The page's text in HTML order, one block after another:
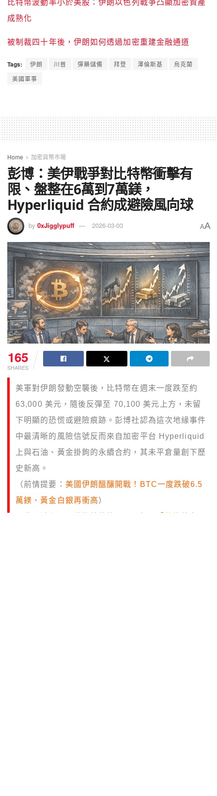
比特幣波動率小於美股：伊朗以色列戰爭凸顯加密資產
成熟化
被制裁四十年後，伊朗如何透過加密重建金融通道
Tags: 伊朗 川普 彈藥儲備 拜登 澤倫斯基
烏克蘭
美國軍事
Home 加密貨幣市場
彭博：美伊戰爭對比特幣衝擊有
限、盤整在6萬到7萬鎂，
Hyperliquid 合約成避險風向球
by 0xJigglypuff 2026-03-03 AA
165
SHARES
美軍對伊朗發動空襲後，比特幣在週末一度跌至約
63,000 美元，隨後反彈至 70,100 美元上方，未留
下明顯的恐慌或避險痕跡。彭博社認為這次地緣事件
中最清晰的風險信號反而來自加密平台 Hyperliquid
上與石油、黃金掛鉤的永續合約，其未平倉量創下歷
史新高。
（前情提要： 美國伊朗醞釀開戰！BTC一度跌破6.5
萬鎂、黃金白銀再衝高 ）